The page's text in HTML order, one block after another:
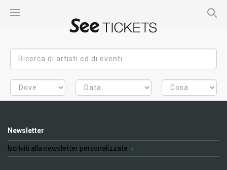
Newsletter
Iscriviti alla newsletter personalizzata